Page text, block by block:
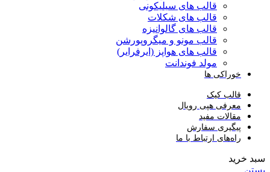
قالب های سیلیکونی
قالب های شکلات
قالب های گالوانیزه
قالب مونو و میگروپورشن
قالب های هواپز (ایرفرایر)
مولد فوندانت
خوراکی ها
قالب کیک
معرفی هپی رویال
مقالات مفید
پیگیری سفارش
راه‌های ارتباط با ما
سبد خرید
بستن